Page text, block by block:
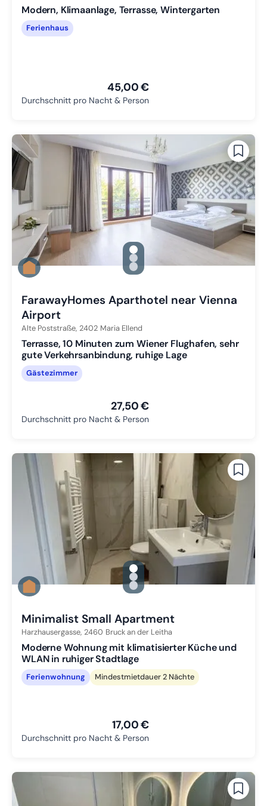
Modern, Klimaanlage, Terrasse, Wintergarten
Ferienhaus
45,00 €
Durchschnitt pro Nacht & Person
gallery.slide_selector
Zu Slide 1 wechseln
Zu Slide 2 wechseln
Zu Slide 3 wechseln
FarawayHomes Aparthotel near Vienna
Airport
Alte Poststraße, 2402 Maria Ellend
Terrasse, 10 Minuten zum Wiener Flughafen, sehr
gute Verkehrsanbindung, ruhige Lage
Gästezimmer
27,50 €
Durchschnitt pro Nacht & Person
gallery.slide_selector
Zu Slide 1 wechseln
Zu Slide 2 wechseln
Zu Slide 3 wechseln
Minimalist Small Apartment
Harzhausergasse, 2460 Bruck an der Leitha
Moderne Wohnung mit klimatisierter Küche und
WLAN in ruhiger Stadtlage
Ferienwohnung Mindestmietdauer 2 Nächte
17,00 €
Durchschnitt pro Nacht & Person